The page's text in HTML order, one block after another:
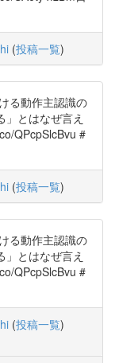
(投稿一覧)
る動作主認識の
とはなぜ言え
QPcpSlcBvu #
(投稿一覧)
る動作主認識の
とはなぜ言え
QPcpSlcBvu #
(投稿一覧)